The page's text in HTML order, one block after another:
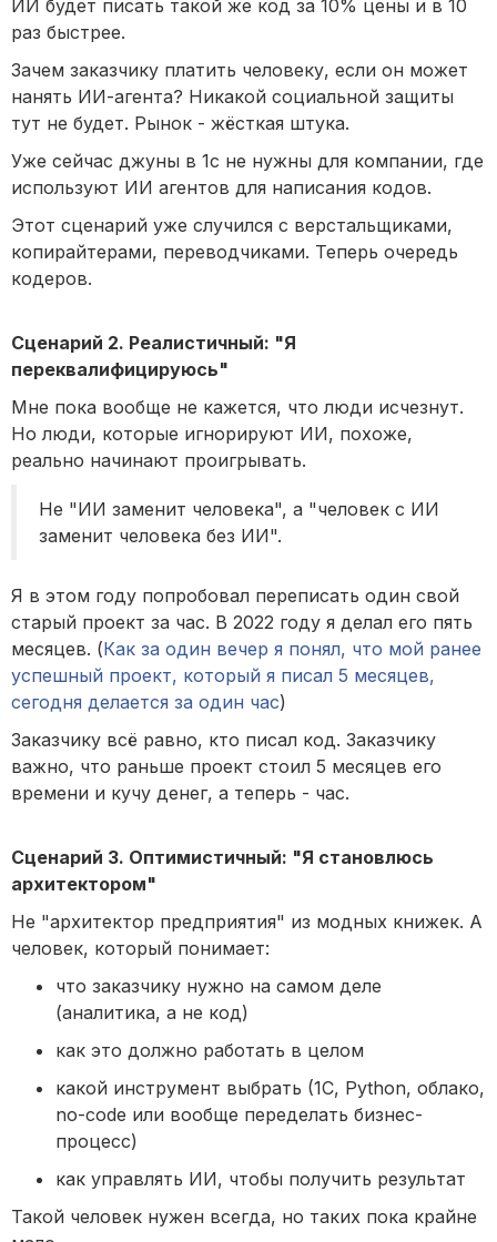
ИИ будет писать такой же код за 10% цены и в 10
раз быстрее.
Зачем заказчику платить человеку, если он может
нанять ИИ-агента? Никакой социальной защиты
тут не будет. Рынок - жёсткая штука.
Уже сейчас джуны в 1с не нужны для компании, где
используют ИИ агентов для написания кодов.
Этот сценарий уже случился с верстальщиками,
копирайтерами, переводчиками. Теперь очередь
кодеров.
Сценарий 2. Реалистичный: "Я
переквалифицируюсь"
Мне пока вообще не кажется, что люди исчезнут.
Но люди, которые игнорируют ИИ, похоже,
реально начинают проигрывать.
Не "ИИ заменит человека", а "человек с ИИ
заменит человека без ИИ".
Я в этом году попробовал переписать один свой
старый проект за час. В 2022 году я делал его пять
месяцев. (Как за один вечер я понял, что мой ранее
успешный проект, который я писал 5 месяцев,
сегодня делается за один час)
Заказчику всё равно, кто писал код. Заказчику
важно, что раньше проект стоил 5 месяцев его
времени и кучу денег, а теперь - час.
Сценарий 3. Оптимистичный: "Я становлюсь
архитектором"
Не "архитектор предприятия" из модных книжек. А
человек, который понимает:
что заказчику нужно на самом деле
(аналитика, а не код)
как это должно работать в целом
какой инструмент выбрать (1С, Python, облако,
no-code или вообще переделать бизнес-
процесс)
как управлять ИИ, чтобы получить результат
Такой человек нужен всегда, но таких пока крайне